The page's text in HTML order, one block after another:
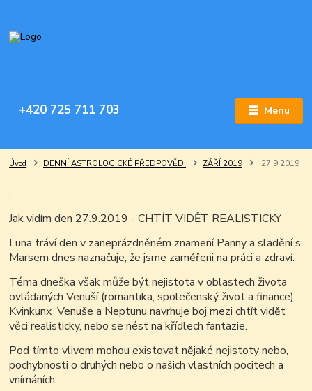
Menu
+420 725 711 703
Úvod DENNÍ ASTROLOGICKÉ PŘEDPOVĚDI ZÁŘÍ 2019 27.9.2019
.
Jak vidím den 27.9.2019 - CHTÍT VIDĚT REALISTICKY
Luna tráví den v zaneprázdněném znamení Panny a sladění s
Marsem dnes naznačuje, že jsme zaměřeni na práci a zdraví.
Téma dneška však může být nejistota v oblastech života
ovládaných Venuší (romantika, společenský život a finance).
Kvinkunx Venuše a Neptunu navrhuje boj mezi chtít vidět
věci realisticky, nebo se nést na křídlech fantazie.
Pod tímto vlivem mohou existovat nějaké nejistoty nebo,
pochybnosti o druhých nebo o našich vlastních pocitech a
vnímáních.